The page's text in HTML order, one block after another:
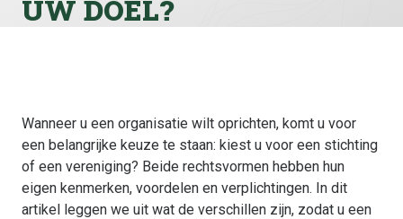
UW DOEL?
Wanneer u een organisatie wilt oprichten, komt u voor
een belangrijke keuze te staan: kiest u voor een stichting
of een vereniging? Beide rechtsvormen hebben hun
eigen kenmerken, voordelen en verplichtingen. In dit
artikel leggen we uit wat de verschillen zijn, zodat u een